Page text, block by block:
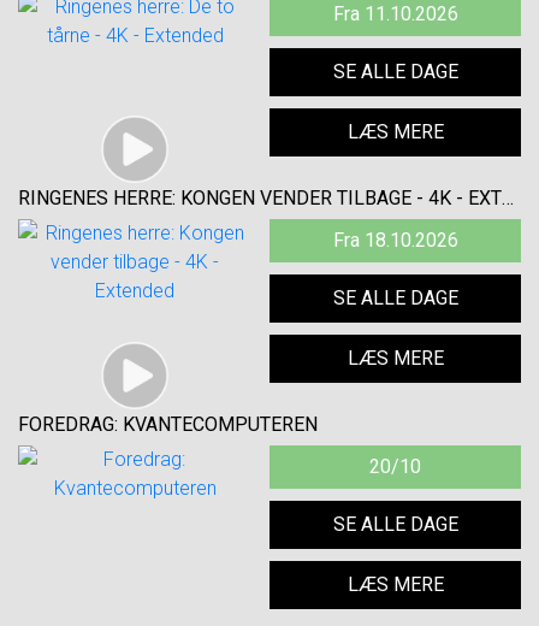
Fra 11.10.2026
SE ALLE DAGE
LÆS MERE
RINGENES HERRE: KONGEN VENDER TILBAGE - 4K - EXTENDED
Fra 18.10.2026
SE ALLE DAGE
LÆS MERE
FOREDRAG: KVANTECOMPUTEREN
20/10
SE ALLE DAGE
LÆS MERE